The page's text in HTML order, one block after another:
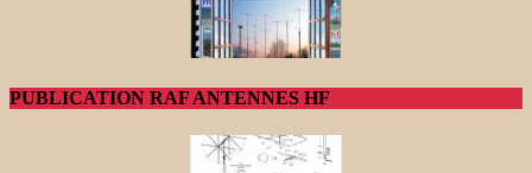
PUBLICATION RAF ANTENNES HF